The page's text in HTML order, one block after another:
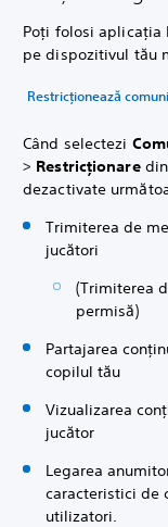
Poți folosi aplicația
pe dispozitivul tău
Restricționează
Când selectezi
> Restricționaredin
dezactivate
Trimiterea de
jucători
(Trimiterea
permisă)
Partajarea
copilul tău
Vizualizarea
jucător
Legarea
caracteristici de
utilizatori.